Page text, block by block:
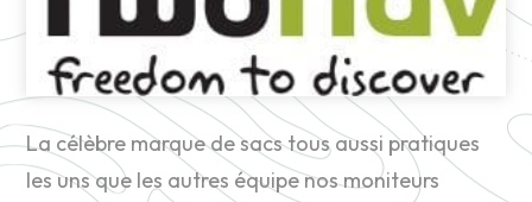
La célèbre marque de sacs tous aussi pratiques
les uns que les autres équipe nos moniteurs